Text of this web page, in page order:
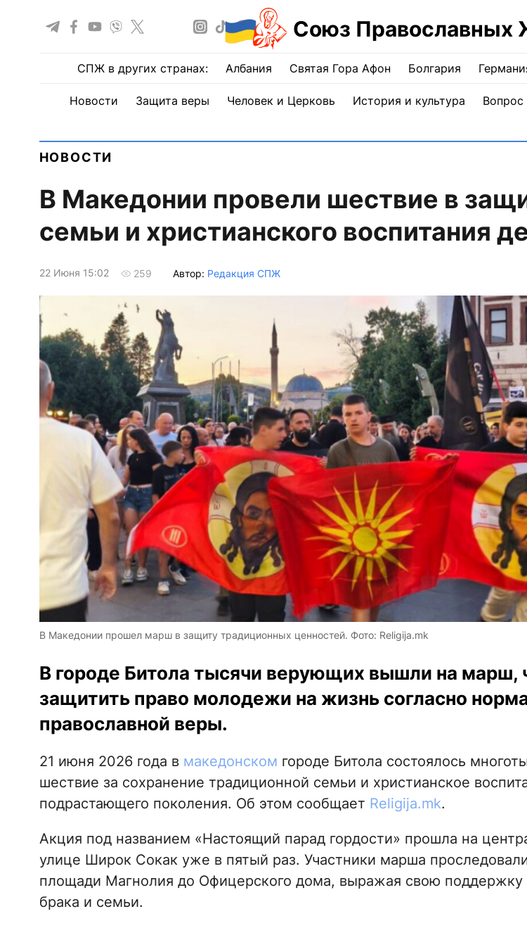
Союз Православных
СПЖ в других странах: Албания Святая Гора Афон Болгария
Новости Защита веры Человек и Церковь История и культура Вопрос
НОВОСТИ
В Македонии провели шествие в
семьи и христианского воспитания
22 Июня 15:02 259 Автор: Редакция СПЖ
В Македонии прошел марш в защиту традиционных ценностей. Фото: Religija.mk
В городе Битола тысячи верующих вышли на марш,
защитить право молодежи на жизнь согласно
православной веры.
21 июня 2026 года в македонском городе Битола состоялось
шествие за сохранение традиционной семьи и христианское
подрастающего поколения. Об этом сообщает Religija.mk.
Акция под названием «Настоящий парад гордости» прошла на
улице Широк Сокак уже в пятый раз. Участники марша
площади Магнолия до Офицерского дома, выражая свою поддержку
брака и семьи.